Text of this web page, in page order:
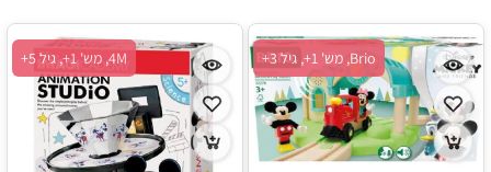
Brio, מש' 1+, גיל 3+ 4M, מש' 1+, גיל 5+